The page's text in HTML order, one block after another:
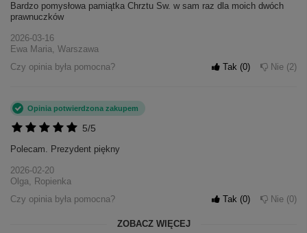
Bardzo pomysłowa pamiątka Chrztu Sw. w sam raz dla moich dwóch
prawnuczków
2026-03-16
Ewa Maria, Warszawa
Czy opinia była pomocna?
Tak 0 Nie 2
5/5
Opinia potwierdzona zakupem
Polecam. Prezydent piękny
2026-02-20
Olga, Ropienka
Czy opinia była pomocna?
Tak 0 Nie 0
ZOBACZ WIĘCEJ